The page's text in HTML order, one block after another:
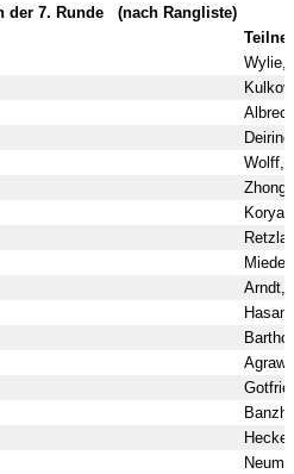
der 7. Runde (nach Rangliste)